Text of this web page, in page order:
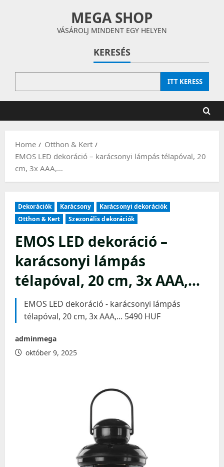
MEGA SHOP
VÁSÁROLJ MINDENT EGY HELYEN
KERESÉS
ITT KERESS
Home
Otthon & Kert
EMOS LED dekoráció – karácsonyi lámpás télapóval, 20
cm, 3x AAA,…
Dekorációk Karácsony
Karácsonyi dekorációk
Otthon & Kert
Szezonális dekorációk
EMOS LED dekoráció –
karácsonyi lámpás
télapóval, 20 cm, 3x AAA,…
EMOS LED dekoráció - karácsonyi lámpás
télapóval, 20 cm, 3x AAA,... 5490 HUF
adminmega
október 9, 2025